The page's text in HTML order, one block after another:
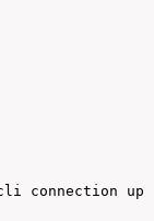
connection up